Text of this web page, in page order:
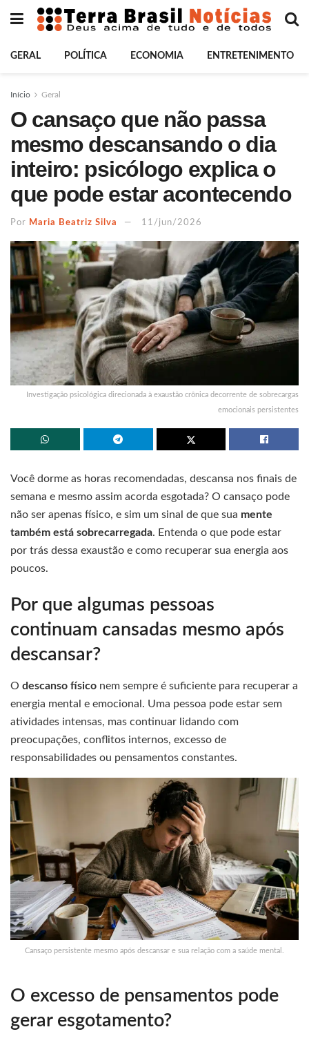
GERAL POLÍTICA ECONOMIA ENTRETENIMENTO
Início Geral
O cansaço que não passa
mesmo descansando o dia
inteiro: psicólogo explica o
que pode estar acontecendo
Por Maria Beatriz Silva 11/jun/2026
Investigação psicológica direcionada à exaustão crônica decorrente de sobrecargas
emocionais persistentes
Você dorme as horas recomendadas, descansa nos finais de
semana e mesmo assim acorda esgotada? O cansaço pode
não ser apenas físico, e sim um sinal de que sua mente
também está sobrecarregada. Entenda o que pode estar
por trás dessa exaustão e como recuperar sua energia aos
poucos.
Por que algumas pessoas
continuam cansadas mesmo após
descansar?
O descanso físico nem sempre é suficiente para recuperar a
energia mental e emocional. Uma pessoa pode estar sem
atividades intensas, mas continuar lidando com
preocupações, conflitos internos, excesso de
responsabilidades ou pensamentos constantes.
Cansaço persistente mesmo após descansar e sua relação com a saúde mental.
O excesso de pensamentos pode
gerar esgotamento?